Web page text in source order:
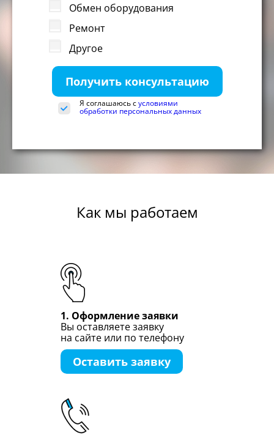
Обмен оборудования
Ремонт
Другое
Получить консультацию
Я соглашаюсь с условиями
обработки персональных данных
Как мы работаем
1. Оформление заявки
Вы оставляете заявку
на сайте или по телефону
Оставить заявку